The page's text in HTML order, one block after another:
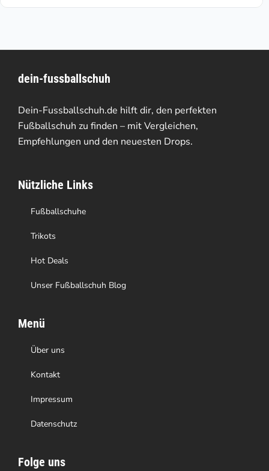
auf.
Die
Optionen
können
der
Produktseite
gewählt
werden
dein-fussballschuh
Dein-Fussballschuh.de hilft dir, den perfekten
Fußballschuh zu finden – mit Vergleichen,
Empfehlungen und den neuesten Drops.
Nützliche Links
Fußballschuhe
Trikots
Hot Deals
Unser Fußballschuh Blog
Menü
Über uns
Kontakt
Impressum
Datenschutz
Folge uns